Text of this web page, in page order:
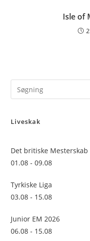
Isle of
Liveskak
Det britiske Mesterskab
01.08 - 09.08
Tyrkiske Liga
03.08 - 15.08
Junior EM 2026
06.08 - 15.08